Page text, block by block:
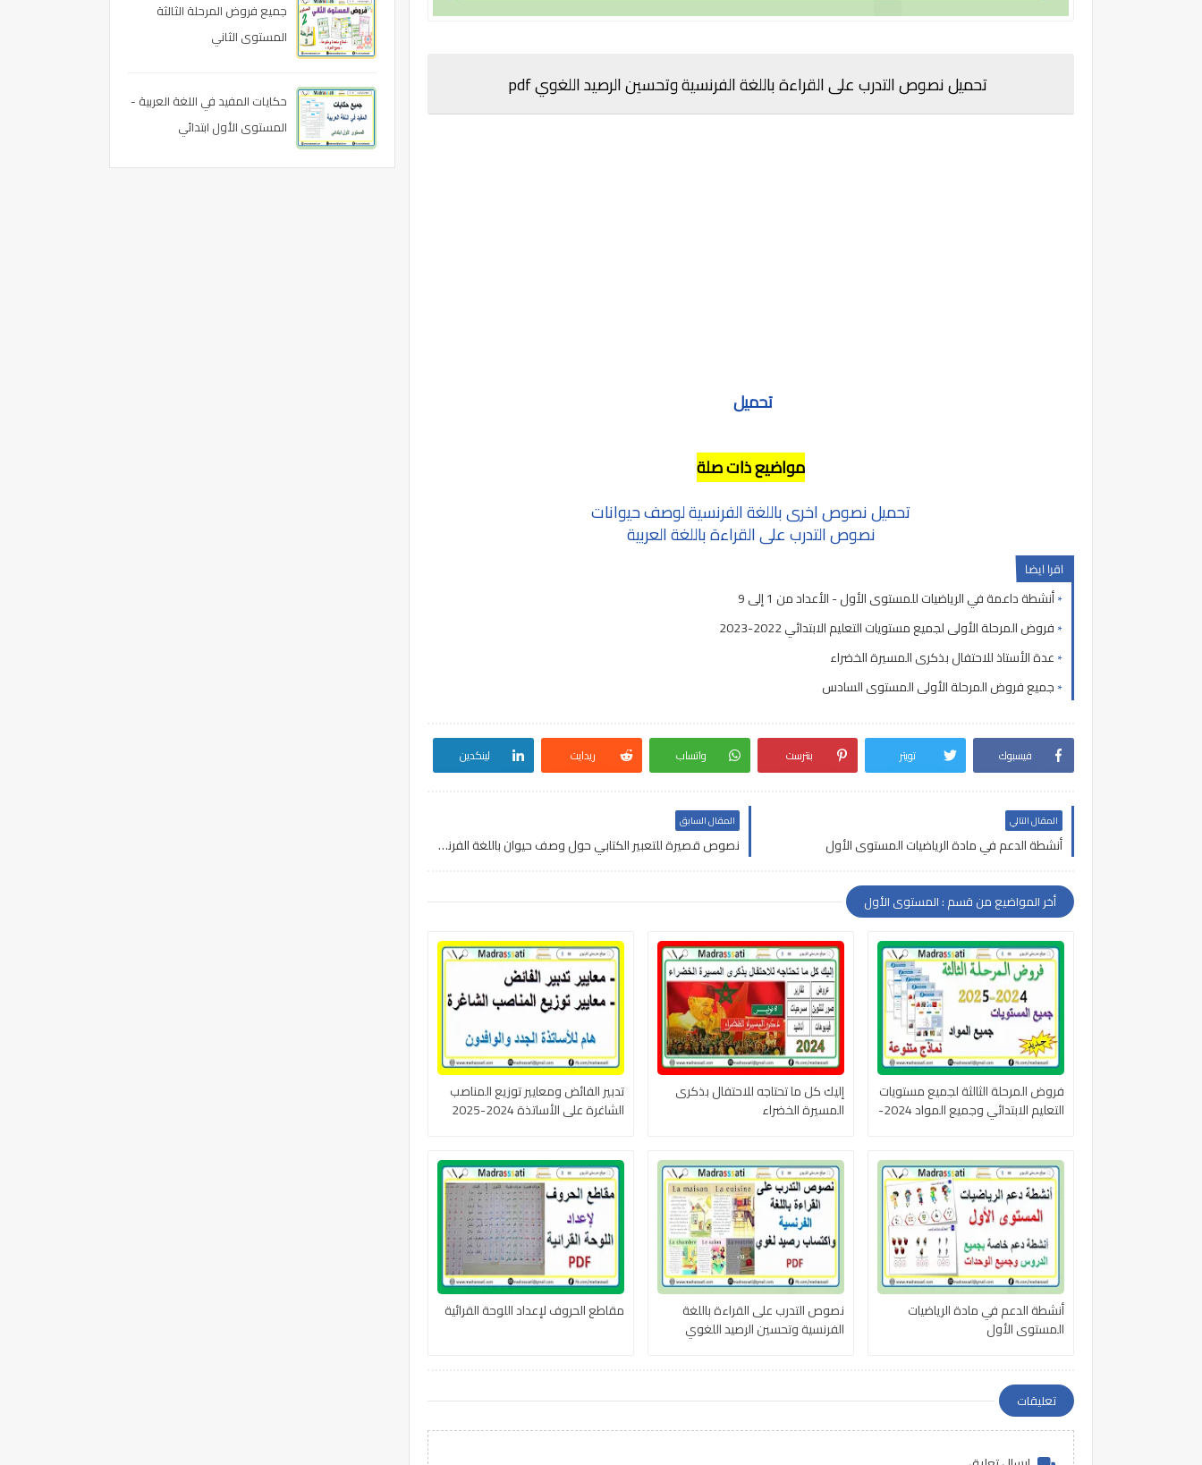
تحميل نصوص التدرب على القراءة باللغة الفرنسية وتحسين الرصيد اللغوي pdf
تحميل
مواضيع ذات صلة
تحميل نصوص اخرى باللغة الفرنسية لوصف حيوانات
نصوص التدرب على القراءة باللغة العربية
اقرا ايضا
أنشطة داعمة في الرياضيات للمستوى الأول - الأعداد من 1 إلى 9
فروض المرحلة الأولى لجميع مستويات التعليم الابتدائي 2022-2023
عدة الأستاذ للاحتفال بذكرى المسيرة الخضراء
جميع فروض المرحلة الأولى المستوى السادس
فيسبوك تويتر بنترست واتساب ريدايت لينكدين
المقال التالي
أنشطة الدعم في مادة الرياضيات المستوى الأول
المقال السابق
نصوص قصيرة للتعبير الكتابي حول وصف حيوان باللغة الفرنسية
أخر المواضيع من قسم : المستوى الأول
فروض المرحلة الثالثة لجميع مستويات
التعليم الابتدائي وجميع المواد 2024-
إليك كل ما تحتاجه للاحتفال بذكرى
المسيرة الخضراء
تدبير الفائض ومعايير توزيع المناصب
الشاغرة على الأساتذة 2024-2025
أنشطة الدعم في مادة الرياضيات
المستوى الأول
نصوص التدرب على القراءة باللغة
الفرنسية وتحسين الرصيد اللغوي
مقاطع الحروف لإعداد اللوحة القرائية
تعليقات
جميع فروض المرحلة الثالثة
المستوى الثاني
حكايات المفيد في اللغة العربية -
المستوى الأول ابتدائي